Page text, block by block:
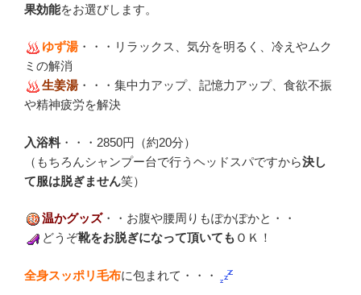
果効能をお選びします。
ゆず湯・・・リラックス、気分を明るく、冷えやムク
ミの解消
生姜湯・・・集中力アップ、記憶力アップ、食欲不振
や精神疲労を解決
入浴料 ・・・2850円（約20分）
（もちろんシャンプー台で行うヘッドスパですから決し
て服は脱ぎません笑）
温かグッズ・・お腹や腰周りもぽかぽかと・・
どうぞ靴をお脱ぎになって頂いても ＯＫ！
全身スッポリ毛布に包まれて・・・